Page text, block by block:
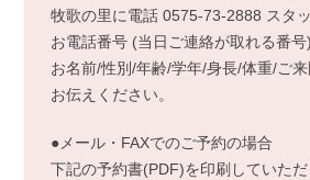
牧歌の里に電話 0575-73-2888 スタ
お電話番号 (当日ご連絡が取れる番
お名前/性別/年齢/学年/身長/体重/ご
お伝えください。
●メール・FAXでのご予約の場合
下記の予約書(PDF)を印刷していた